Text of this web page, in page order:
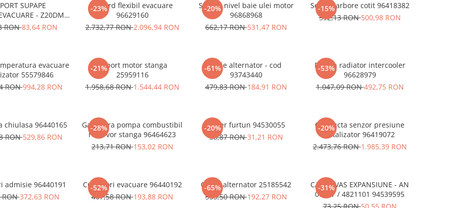
SUPAPE
- Z20DMH
96440156
RON83,64 RON
-23%
Racord flexibil evacuare
96629160
2.732,77 RON2.096,94 RON
-20%
Senzor nivel baie ulei motor
96868968
662,17 RON531,47 RON
-15%
Senzor arbore cotit 96418382
592,13 RON500,98 RON
evacuare
55579846
RON994,28 RON
-21%
Suport motor stanga
25959116
1.958,68 RON1.544,44 RON
-61%
Fulie alternator - cod
93743440
479,83 RON184,91 RON
-53%
Furtun radiator intercooler
96628979
1.047,09 RON492,75 RON
chiulasa 96440165
RON529,86 RON
-28%
Garnitura pompa combustibil
rezervor stanga 96464623
213,71 RON153,02 RON
-20%
Colier furtun 94530055
38,87 RON31,21 RON
-20%
Conducta senzor presiune
catalizator 96419072
2.473,76 RON1.985,39 RON
admisie 96440191
RON372,63 RON
-52%
Culbutori evacuare 96440192
407,58 RON193,88 RON
-65%
Curea alternator 25185542
555,50 RON192,27 RON
-31%
CAPAC VAS EXPANSIUNE - AN
07<17 / 4821101 94539595